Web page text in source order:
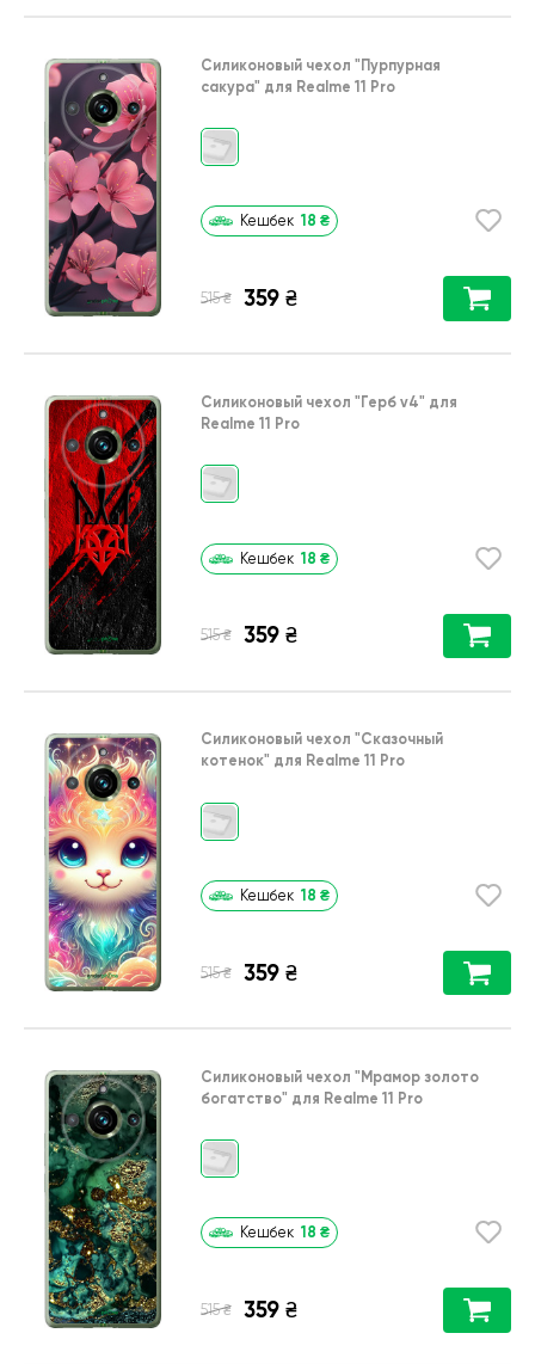
Силиконовый чехол "Пурпурная
сакура" для Realme 11 Pro
Кешбек 18 ₴
515 ₴ 359 ₴
Силиконовый чехол "Герб v4" для
Realme 11 Pro
Кешбек 18 ₴
515 ₴ 359 ₴
Силиконовый чехол "Сказочный
котенок" для Realme 11 Pro
Кешбек 18 ₴
515 ₴ 359 ₴
Силиконовый чехол "Мрамор золото
богатство" для Realme 11 Pro
Кешбек 18 ₴
515 ₴ 359 ₴